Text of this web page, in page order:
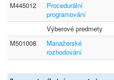
M445012
Procedurální
programování
Výberové predmety
M501008
Manažerské
rozhodování